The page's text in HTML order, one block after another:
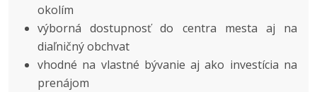
okolím
výborná dostupnosť do centra mesta aj na
diaľničný obchvat
vhodné na vlastné bývanie aj ako investícia na
prenájom